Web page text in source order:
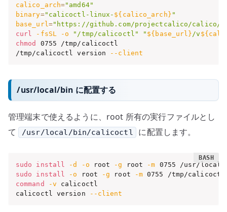
calico_arch="amd64"
binary="calicoctl-linux- ${calico_arch} "
base_url ="https://github.com/projectcalico/calico/
curl
-fsSL -o "/tmp/calicoctl" " ${base_url} /v
chmod
0755 /tmp/calicoctl
/tmp/calicoctl version
--client
/usr/local/bin に配置する
管理端末で使えるように、root 所有の実行ファイルとし
て
/usr/local/bin/calicoctl に配置します。
sudo install -d -o root -g root
-m
sudo
install -o root -g root
-m
command
-v calicoctl
calicoctl version
--client